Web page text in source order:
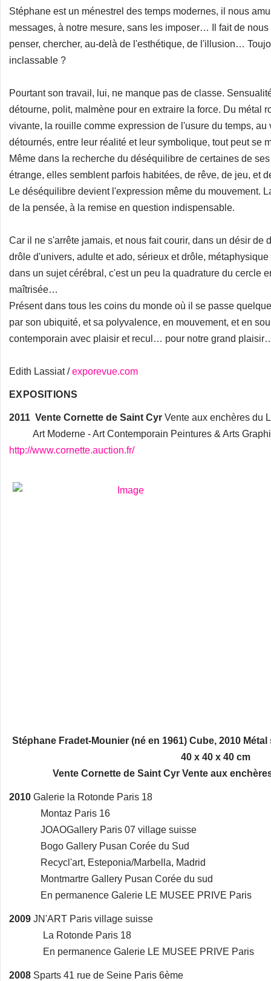
Stéphane est un ménestrel des temps modernes, il nous
messages, à notre mesure, sans les imposer… Il fait de
penser, chercher, au-delà de l'esthétique, de l'illusion…
inclassable ?
Pourtant son travail, lui, ne manque pas de classe.
détourne, polit, malmène pour en extraire la force. Du métal
vivante, la rouille comme expression de l'usure du temps, au
détournés, entre leur réalité et leur symbolique, tout peut se
Même dans la recherche du déséquilibre de certaines de
étrange, elles semblent parfois habitées, de rêve, de jeu, et
Le déséquilibre devient l'expression même du mouvement.
de la pensée, à la remise en question indispensable.
Car il ne s'arrête jamais, et nous fait courir, dans un désir de
drôle d'univers, adulte et ado, sérieux et drôle,
dans un sujet cérébral, c'est un peu la quadrature du cercle
maîtrisée…
Présent dans tous les coins du monde où il se passe
par son ubiquité, et sa polyvalence, en mouvement, et en
contemporain avec plaisir et recul… pour notre grand
Edith Lassiat /exporevue.com
EXPOSITIONS
2011 Vente Cornette de Saint Cyr Vente aux enchères du
Art Moderne - Art Contemporain Peintures & Arts
http://www.cornette.auction.fr/
Stéphane Fradet-Mounier (né en 1961) Cube, 2010
40 x 40 x 40 cm
Vente Cornette de Saint Cyr Vente aux
2010 Galerie la Rotonde Paris 18
Montaz Paris 16
JOAOGallery Paris 07 village suisse
Bogo Gallery Pusan Corée du Sud
Recycl'art, Esteponia/Marbella, Madrid
Montmartre Gallery Pusan Corée du sud
En permanence Galerie LE MUSEE PRIVE Paris
2009 JN'ART Paris village suisse
La Rotonde Paris 18
En permanence Galerie LE MUSEE PRIVE Paris
2008 Sparts 41 rue de Seine Paris 6ème